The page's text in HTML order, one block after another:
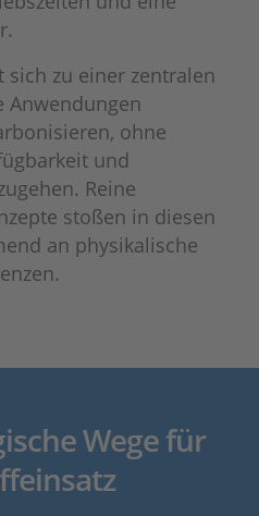
zu einer zentralen
Anwendungen
ohne
und
Reine
stoßen in diesen
an physikalische
Wege für